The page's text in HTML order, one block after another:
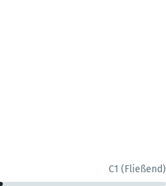
C1 (Fließend)